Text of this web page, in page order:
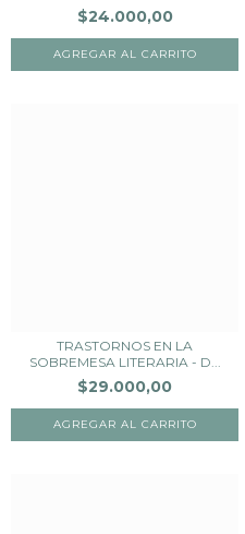
$24.000,00
TRASTORNOS EN LA
SOBREMESA LITERARIA - D...
$29.000,00